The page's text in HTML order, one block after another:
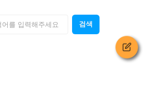
검색